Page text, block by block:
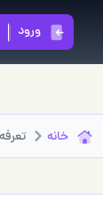
ورود
خانه